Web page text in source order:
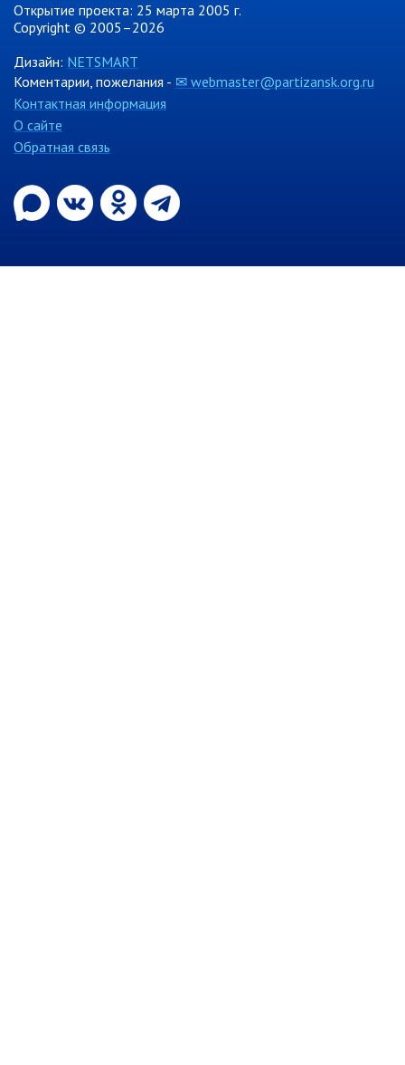
Опросы
Последние материалы
(расширенное представление)
Открытие проекта: 25 марта 2005 г.
Copyright © 2005–2026
Дизайн: NETSMART
Коментарии, пожелания - ✉ webmaster@partizansk.org.ru
Контактная информация
О сайте
Обратная связь